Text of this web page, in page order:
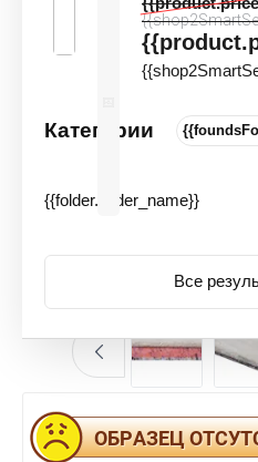
Категории
{{folder.folder_name}}
Все
ОБРАЗЕЦ